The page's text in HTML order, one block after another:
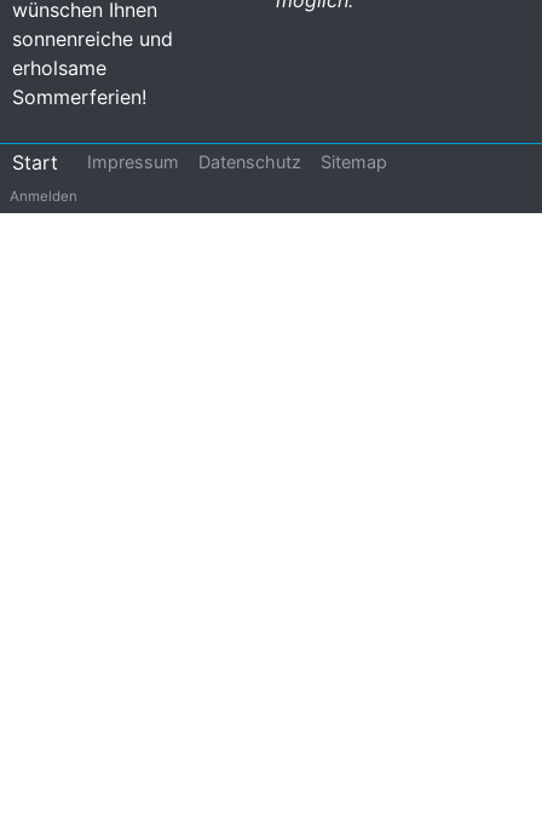
wünschen Ihnen
sonnenreiche und
erholsame
Sommerferien!
Footer
menu
Start Impressum Datenschutz Sitemap
Benutzermenü
Anmelden